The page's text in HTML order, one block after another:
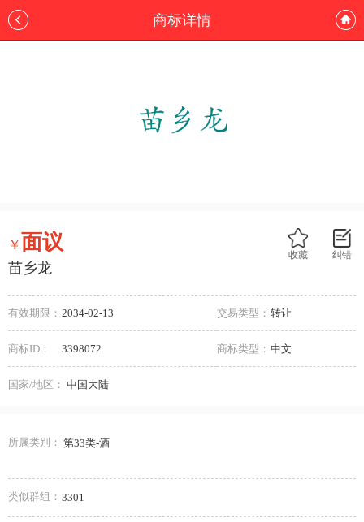
商标详情
纠错
收藏
￥面议
苗乡龙
有效期限： 2034-02-13 交易类型： 转让
商标ID： 3398072 商标类型： 中文
国家/地区： 中国大陆
所属类别： 第33类-酒
类似群组： 3301